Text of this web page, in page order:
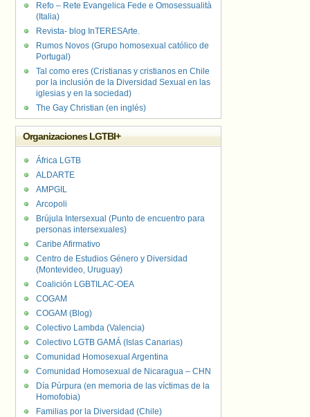
Refo – Rete Evangelica Fede e Omosessualità
(Italia)
Revista- blog InTERESArte.
Rumos Novos (Grupo homosexual católico de
Portugal)
Tal como eres (Cristianas y cristianos en Chile
por la inclusión de la Diversidad Sexual en las
iglesias y en la sociedad)
The Gay Christian (en inglés)
Organizaciones LGTBI+
África LGTB
ALDARTE
AMPGIL
Arcopoli
Brújula Intersexual (Punto de encuentro para
personas intersexuales)
Caribe Afirmativo
Centro de Estudios Género y Diversidad
(Montevideo, Uruguay)
Coalición LGBTILAC-OEA
COGAM
COGAM (Blog)
Colectivo Lambda (Valencia)
Colectivo LGTB GAMÁ (Islas Canarias)
Comunidad Homosexual Argentina
Comunidad Homosexual de Nicaragua – CHN
Día Púrpura (en memoria de las víctimas de la
Homofobia)
Familias por la Diversidad (Chile)